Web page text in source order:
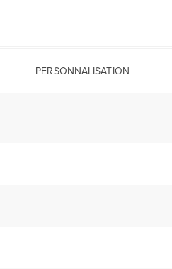
PERSONNALISATION